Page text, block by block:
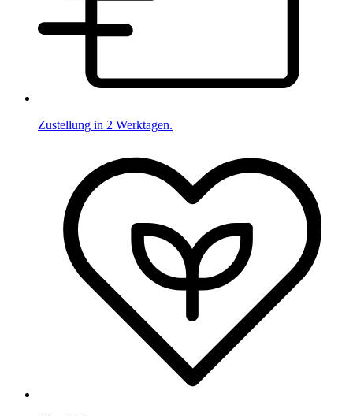
Zustellung in 2 Werktagen.